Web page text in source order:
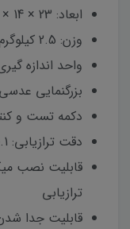
ابعاد: 23 × 14 × 14 سانتیمتر
وزن: 2.5 کیلوگرم
واحد اندازه
بزرگنمایی عدسی: 40
دکمه تست و
دقت ترازیابی: 0.1 میلیمتر در 1 کیلومتر
قابلیت نصب
ترازیابی
قابلیت جدا